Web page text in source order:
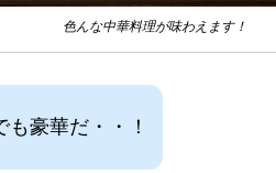
色んな中華料理が味わえます！
豪華だ・・！